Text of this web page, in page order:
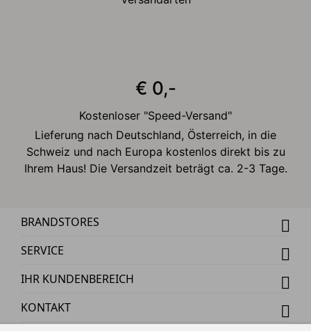
€ 0,-
Kostenloser "Speed-Versand"
Lieferung nach Deutschland, Österreich, in die
Schweiz und nach Europa kostenlos direkt bis zu
Ihrem Haus! Die Versandzeit beträgt ca. 2-3 Tage.
BRANDSTORES
SERVICE
IHR KUNDENBEREICH
KONTAKT